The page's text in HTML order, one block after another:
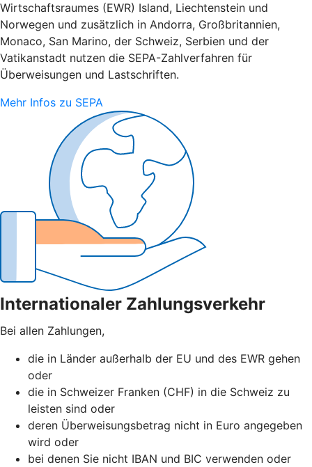
Wirtschaftsraumes (EWR) Island, Liechtenstein und
Norwegen und zusätzlich in Andorra, Großbritannien,
Monaco, San Marino, der Schweiz, Serbien und der
Vatikanstadt nutzen die SEPA-Zahlverfahren für
Überweisungen und Lastschriften.
Mehr Infos zu SEPA
Internationaler Zahlungsverkehr
Bei allen Zahlungen,
die in Länder außerhalb der EU und des EWR gehen
oder
die in Schweizer Franken (CHF) in die Schweiz zu
leisten sind oder
deren Überweisungsbetrag nicht in Euro angegeben
wird oder
bei denen Sie nicht IBAN und BIC verwenden oder